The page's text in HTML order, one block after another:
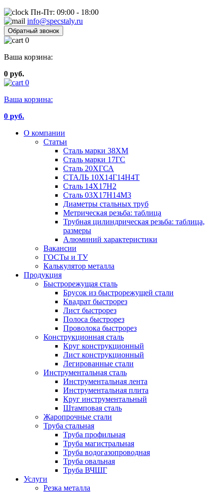
Пн-Пт: 09:00 - 18:00
info@specstaly.ru
Обратный звонок
0
Ваша корзина:
0 руб.
0
Ваша корзина:
0 руб.
О компании
Статьи
Сталь марки 38ХМ
Сталь марки 17ГС
Сталь 20ХГСА
СТАЛЬ 10Х14Г14Н4Т
Сталь 14Х17Н2
Сталь 03Х17Н14М3
Диаметры стальных труб
Метрическая резьба: таблица
Трубная цилиндрическая резьба: таблица,
размеры
Алюминий характеристики
Вакансии
ГОСТы и ТУ
Калькулятор металла
Продукция
Быстрорежущая сталь
Брусок из быстрорежущей стали
Квадрат быстрорез
Лист быстрорез
Полоса быстрорез
Проволока быстрорез
Конструкционная сталь
Круг конструкционный
Лист конструкционный
Легированные стали
Инструментальная сталь
Инструментальная лента
Инструментальная плита
Круг инструментальный
Штамповая сталь
Жаропрочные стали
Труба стальная
Труба профильная
Труба магистральная
Труба водогазопроводная
Труба овальная
Труба ВЧШГ
Услуги
Резка металла